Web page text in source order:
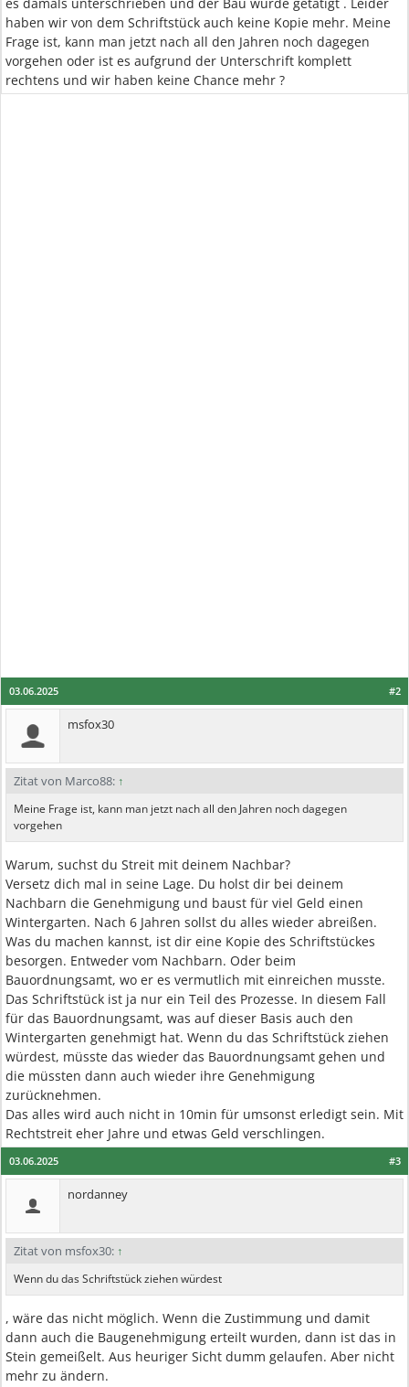
haben wir von dem Schriftstück auch keine Kopie mehr. Meine
Frage ist, kann man jetzt nach all den Jahren noch dagegen
vorgehen oder ist es aufgrund der Unterschrift komplett
rechtens und wir haben keine Chance mehr ?
#2
03.06.2025
msfox30
Zitat von Marco88: ↑
Meine Frage ist, kann man jetzt nach all den Jahren noch dagegen
vorgehen
Warum, suchst du Streit mit deinem Nachbar?
Versetz dich mal in seine Lage. Du holst dir bei deinem
Nachbarn die Genehmigung und baust für viel Geld einen
Wintergarten. Nach 6 Jahren sollst du alles wieder abreißen.
Was du machen kannst, ist dir eine Kopie des Schriftstückes
besorgen. Entweder vom Nachbarn. Oder beim
Bauordnungsamt, wo er es vermutlich mit einreichen musste.
Das Schriftstück ist ja nur ein Teil des Prozesse. In diesem Fall
für das Bauordnungsamt, was auf dieser Basis auch den
Wintergarten genehmigt hat. Wenn du das Schriftstück ziehen
würdest, müsste das wieder das Bauordnungsamt gehen und
die müssten dann auch wieder ihre Genehmigung
zurücknehmen.
Das alles wird auch nicht in 10min für umsonst erledigt sein. Mit
Rechtstreit eher Jahre und etwas Geld verschlingen.
#3
03.06.2025
nordanney
Zitat von msfox30: ↑
Wenn du das Schriftstück ziehen würdest
, wäre das nicht möglich. Wenn die Zustimmung und damit
dann auch die Baugenehmigung erteilt wurden, dann ist das in
Stein gemeißelt. Aus heuriger Sicht dumm gelaufen. Aber nicht
mehr zu ändern.